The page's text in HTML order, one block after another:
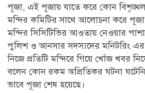
পূজা, এই পূজায় যাতে করে কোন
মন্দির কমিটির সাথে আলোচনা করে
মন্দির সিসিটিভির আওতায় নেওয়ার
পুলিশ ও আনসার সদস্যদের মনিটরিং এর
নিজে প্রতিটি মন্দিরে গিয়ে খোঁজ খবর
বলেন কোন রকম অপ্রিতিকর ঘটনা
ভাবে পূজা শেষ হয়েছে।